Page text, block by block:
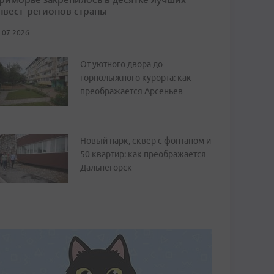
регионов страны
От уютного двора до
горнолыжного курорта: как
преображается Арсеньев
Новый парк, сквер с фонтаном и
50 квартир: как преображается
Дальнегорск